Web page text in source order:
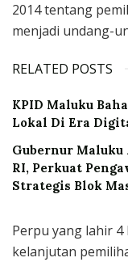
2014 tentang
menjadi undang-
RELATED POSTS
KPID Maluku
Lokal Di Era
Gubernur Maluku
RI, Perkuat
Strategis Blok
Perpu yang lahir
kelanjutan